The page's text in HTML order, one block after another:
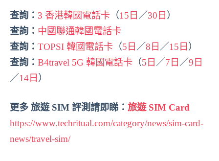
查詢： 3 香港韓國電話卡 （15日 ／30日 ）
查詢： 中國聯通韓國電話卡
查詢： TOPSI 韓國電話卡 （5日 ／8日 ／15日 ）
查詢： B4travel 5G 韓國電話卡 （5日 ／7日 ／9日
／14日 ）
更多 旅遊 SIM 評測請即睇： 旅遊 SIM Card
https://www.techritual.com/category/news/sim-card-
news/travel-sim/